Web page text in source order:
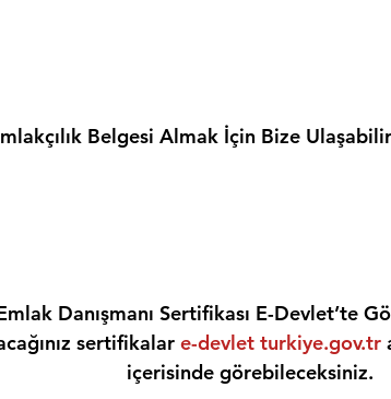
Belgesi Almak İçin Bize
Danışmanı Sertifikası E-Devlet’te
sertifikalar e-devlet turkiye.gov.tr
içerisinde görebileceksiniz.